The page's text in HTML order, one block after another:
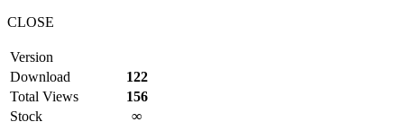
CLOSE
Version
Download
122
Total Views
156
Stock
∞